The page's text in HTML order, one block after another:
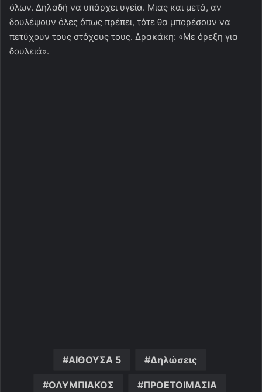
όλων. Δηλαδή να υπάρχει υγεία. Μιας και μετά, αν
δουλέψουν όλες όπως πρέπει, τότε θα μπορέσουν να
πετύχουν τους στόχους τους. Δρακάκη: «Με όρεξη για
δουλειά».
ΑΙΘΟΥΣΑ 5 Δηλώσεις
ΟΛΥΜΠΙΑΚΟΣ ΠΡΟΕΤΟΙΜΑΣΙΑ